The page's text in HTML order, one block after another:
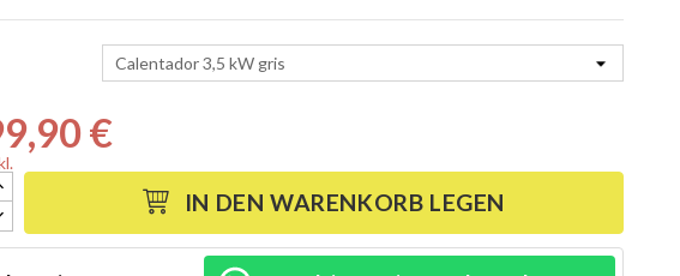
€
IN DEN WARENKORB LEGEN